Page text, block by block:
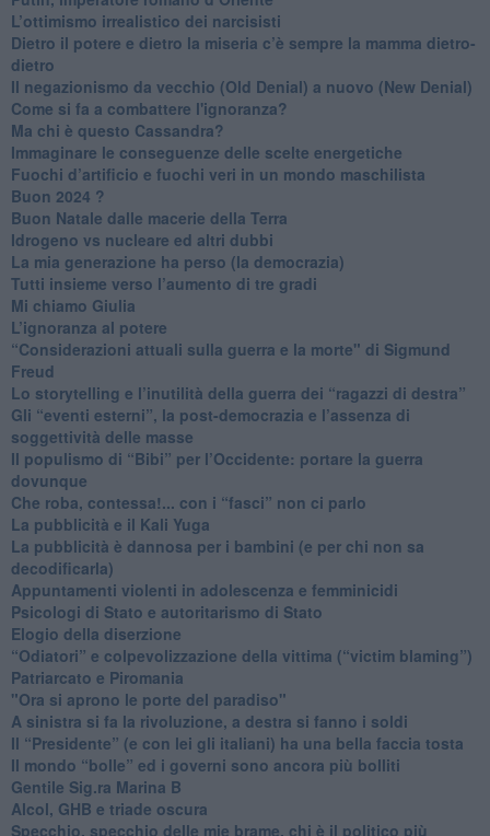
​L’ottimismo irrealistico dei narcisisti
​Dietro il potere e dietro la miseria c’è sempre la mamma dietro-
dietro
Il negazionismo da vecchio (Old Denial) a nuovo (New Denial)
Come si fa a combattere l'ignoranza?
Ma chi è questo Cassandra?
Immaginare le conseguenze delle scelte energetiche
​Fuochi d’artificio e fuochi veri in un mondo maschilista
Buon 2024 ?
​Buon Natale dalle macerie della Terra
​Idrogeno vs nucleare ed altri dubbi
​La mia generazione ha perso (la democrazia)
​Tutti insieme verso l’aumento di tre gradi
Mi chiamo Giulia
L’ignoranza al potere
​“Considerazioni attuali sulla guerra e la morte" di Sigmund
Freud
​Lo storytelling e l’inutilità della guerra dei “ragazzi di destra”
​Gli “eventi esterni”, la post-democrazia e l’assenza di
soggettività delle masse
​Il populismo di “Bibi” per l’Occidente: portare la guerra
dovunque
​Che roba, contessa!... con i “fasci” non ci parlo
La pubblicità e il Kali Yuga
​La pubblicità è dannosa per i bambini (e per chi non sa
decodificarla)
​Appuntamenti violenti in adolescenza e femminicidi
​Psicologi di Stato e autoritarismo di Stato
Elogio della diserzione
“Odiatori” e colpevolizzazione della vittima (“victim blaming”)
​Patriarcato e Piromania
"Ora si aprono le porte del paradiso"
​A sinistra si fa la rivoluzione, a destra si fanno i soldi
​Il “Presidente” (e con lei gli italiani) ha una bella faccia tosta
​Il mondo “bolle” ed i governi sono ancora più bolliti
​Gentile Sig.ra Marina B
​Alcol, GHB e triade oscura
​Specchio, specchio delle mie brame, chi è il politico più